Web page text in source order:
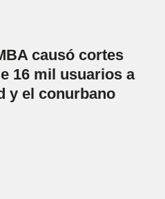
causó cortes
16 mil usuarios a
y el conurbano